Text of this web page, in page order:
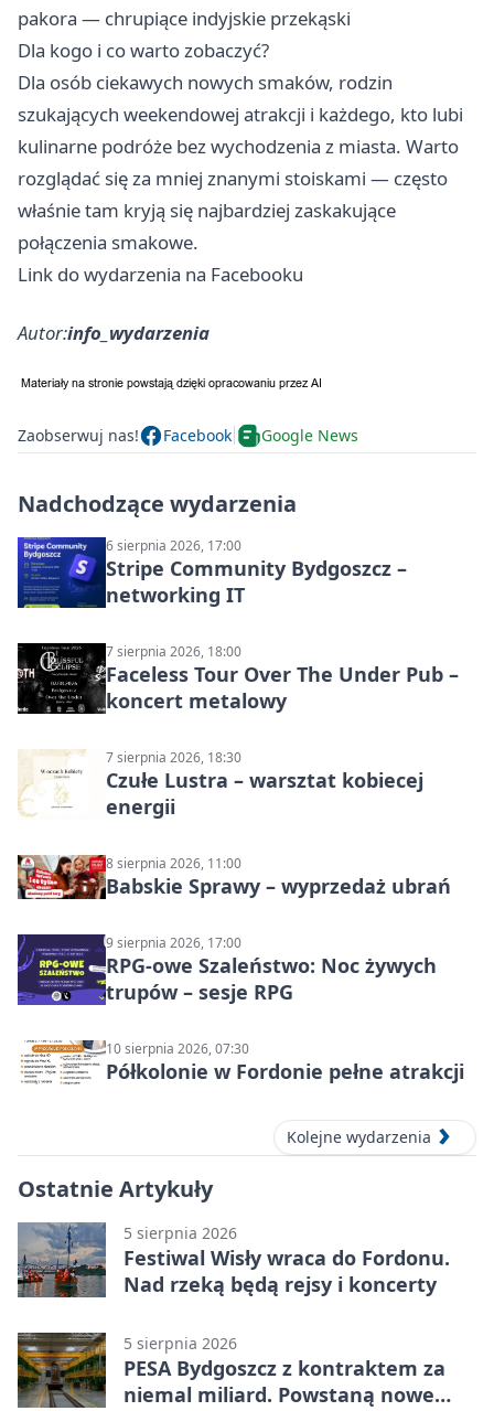
pakora — chrupiące indyjskie przekąski
Dla kogo i co warto zobaczyć?
Dla osób ciekawych nowych smaków, rodzin
szukających weekendowej atrakcji i każdego, kto lubi
kulinarne podróże bez wychodzenia z miasta. Warto
rozglądać się za mniej znanymi stoiskami — często
właśnie tam kryją się najbardziej zaskakujące
połączenia smakowe.
Link do wydarzenia na Facebooku
Autor:info_wydarzenia
Zaobserwuj nas! Facebook Google News
Nadchodzące wydarzenia
6 sierpnia 2026, 17:00
Stripe Community Bydgoszcz –
networking IT
7 sierpnia 2026, 18:00
Faceless Tour Over The Under Pub –
koncert metalowy
7 sierpnia 2026, 18:30
Czułe Lustra – warsztat kobiecej
energii
8 sierpnia 2026, 11:00
Babskie Sprawy – wyprzedaż ubrań
9 sierpnia 2026, 17:00
RPG-owe Szaleństwo: Noc żywych
trupów – sesje RPG
10 sierpnia 2026, 07:30
Półkolonie w Fordonie pełne atrakcji
Kolejne wydarzenia
Ostatnie Artykuły
5 sierpnia 2026
Festiwal Wisły wraca do Fordonu.
Nad rzeką będą rejsy i koncerty
5 sierpnia 2026
PESA Bydgoszcz z kontraktem za
niemal miliard. Powstaną nowe